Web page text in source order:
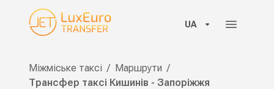
UA
Міжміське таксі / Маршрути /
Трансфер таксі Кишинів - Запоріжжя